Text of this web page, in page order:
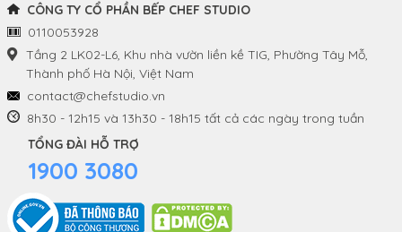
THÔNG TIN
Chính sách và quy định
chung
Hướng dẫn đặt hàng
Chính sách đổi hàng
THEO DÕI CHÚNG TÔI
CÔNG TY CỔ PHẦN BẾP CHEF STUDIO
0110053928
Tầng 2 LK02-L6, Khu nhà vườn liền kề TIG, Phường Tây Mỗ,
Thành phố Hà Nội, Việt Nam
contact@chefstudio.vn
8h30 - 12h15 và 13h30 - 18h15 tất cả các ngày trong tuần
TỔNG ĐÀI HỖ TRỢ
1900 3080